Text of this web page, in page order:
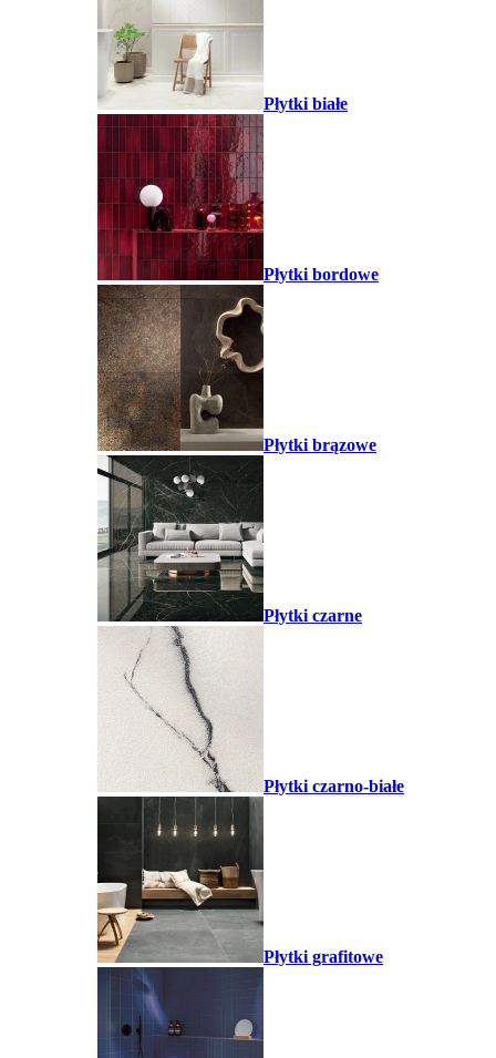
Płytki białe
Płytki bordowe
Płytki brązowe
Płytki czarne
Płytki czarno-białe
Płytki grafitowe